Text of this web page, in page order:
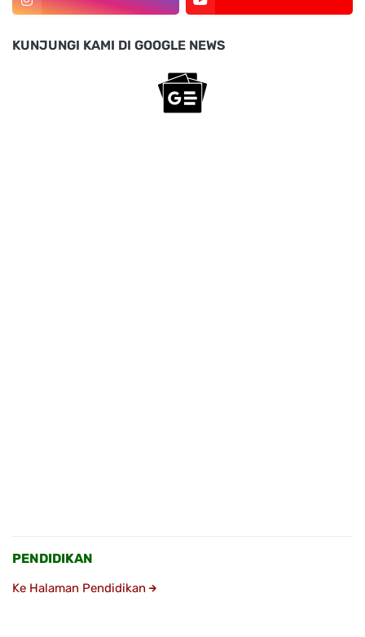
KUNJUNGI KAMI DI GOOGLE NEWS
PENDIDIKAN
Ke Halaman Pendidikan